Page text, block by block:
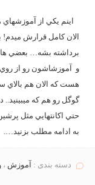
اينم يكي از
الان كامل قرارش
برداشته بشه… بعضي
هست كه الان هم بالاي
حتي اكانتهايي مثل
به ادامه مطلب بزنيد….
دسته بندی : آموزش ،